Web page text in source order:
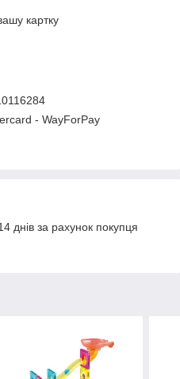
картку
- WayForPay
днів за рахунок покупця